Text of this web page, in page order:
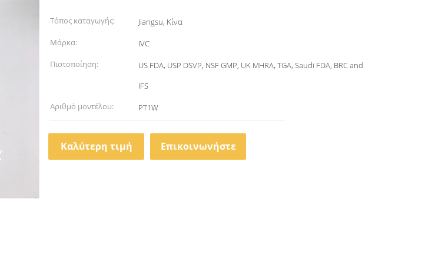
Τόπος καταγωγής:
Jiangsu, Κίνα
Μάρκα:
IVC
Πιστοποίηση:
US FDA, USP DSVP, NSF GMP, UK MHRA, TGA, Saudi FDA, BRC and
IFS
Αριθμό μοντέλου:
PT1W
Καλύτερη τιμή Επικοινωνήστε